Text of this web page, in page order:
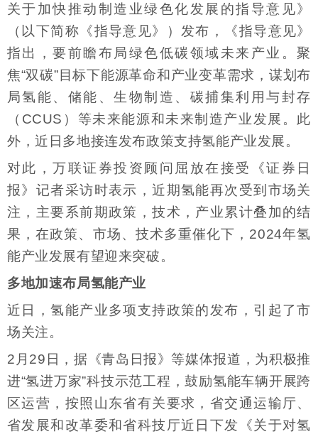
关于加快推动制造业绿色化发展的指导意见》
（以下简称《指导意见》）发布，《指导意见》
指出，要前瞻布局绿色低碳领域未来产业。聚
焦“双碳”目标下能源革命和产业变革需求，谋划布
局氢能、储能、生物制造、碳捕集利用与封存
（CCUS）等未来能源和未来制造产业发展。此
外，近日多地接连发布政策支持氢能产业发展。
对此，万联证券投资顾问屈放在接受《证券日
报》记者采访时表示，近期氢能再次受到市场关
注，主要系前期政策，技术，产业累计叠加的结
果，在政策、市场、技术多重催化下，2024年氢
能产业发展有望迎来突破。
多地加速布局氢能产业
近日，氢能产业多项支持政策的发布，引起了市
场关注。
2月29日，据《青岛日报》等媒体报道，为积极推
进“氢进万家”科技示范工程，鼓励氢能车辆开展跨
区运营，按照山东省有关要求，省交通运输厅、
省发展和改革委和省科技厅近日下发《关于对氢